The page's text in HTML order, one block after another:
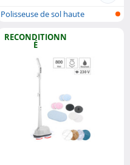
Polisseuse de sol haute
RECONDITIONN
É